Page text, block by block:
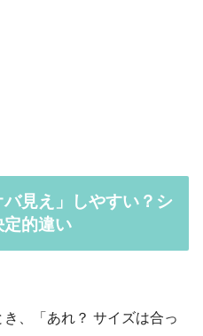
見え」しやすい？シ
定的違い
、「あれ？ サイズは合っ